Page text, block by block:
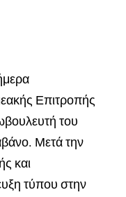
Επιτροπής
του
Μετά την
και
τύπου στην